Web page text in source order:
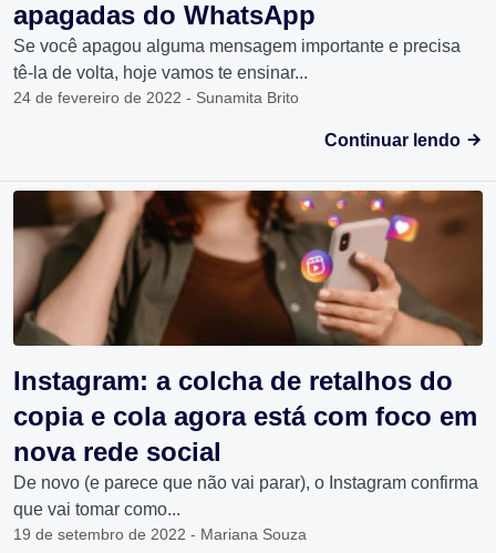
apagadas do WhatsApp
Se você apagou alguma mensagem importante e precisa
tê-la de volta, hoje vamos te ensinar...
24 de fevereiro de 2022 - Sunamita Brito
Continuar lendo
Instagram: a colcha de retalhos do
copia e cola agora está com foco em
nova rede social
De novo (e parece que não vai parar), o Instagram confirma
que vai tomar como...
19 de setembro de 2022 - Mariana Souza